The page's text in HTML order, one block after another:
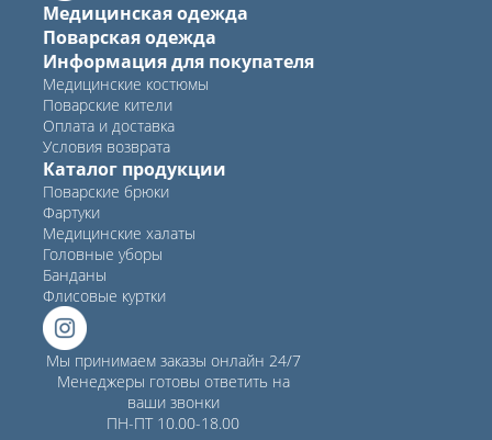
Медицинская одежда
Поварская одежда
Информация для покупателя
Медицинские костюмы
Поварские кители
Оплата и доставка
Условия возврата
Каталог продукции
Поварские брюки
Фартуки
Медицинские халаты
Головные уборы
Банданы
Флисовые куртки
Мы принимаем заказы онлайн 24/7
Менеджеры готовы ответить на
ваши звонки
ПН-ПТ 10.00-18.00